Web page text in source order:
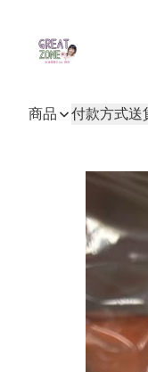
商品 付款方式送